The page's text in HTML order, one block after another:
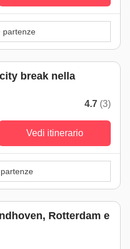
partenze
break nella
4.7 (3)
Vedi itinerario
Rotterdam e